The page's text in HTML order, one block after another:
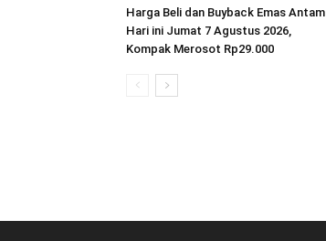
Harga Beli dan Buyback Emas Antam
Hari ini Jumat 7 Agustus 2026,
Kompak Merosot Rp29.000